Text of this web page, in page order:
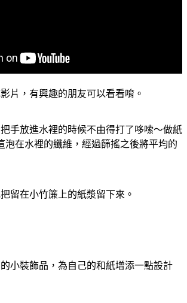
片，有興趣的朋友可以看看唷。
手放進水裡的時候不由得打了哆嗦～做紙
泡在水裡的纖維，經過篩搖之後將平均的
留在小竹簾上的紙漿留下來。
小裝飾品，為自己的和紙增添一點設計